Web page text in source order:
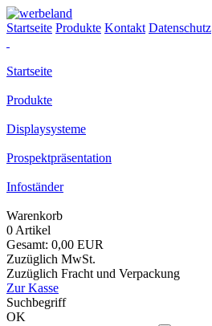
Startseite Produkte Kontakt Datenschutz
Startseite
Produkte
Displaysysteme
Prospektpräsentation
Infoständer
Warenkorb
0 Artikel
Gesamt: 0,00 EUR
Zuzüglich MwSt.
Zuzüglich Fracht und Verpackung
Zur Kasse
Suchbegriff
OK